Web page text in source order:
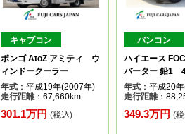
キャブコン
ボンゴ AtoZ アミティ ウ
ィンドークーラー
年式 ：平成19年(2007年)
走行距離：67,660km
301.1万円 (税込)
バンコン
ハイエース
バーター 鉛1
年式 ：平成20
走行距離：
349.3万円 (